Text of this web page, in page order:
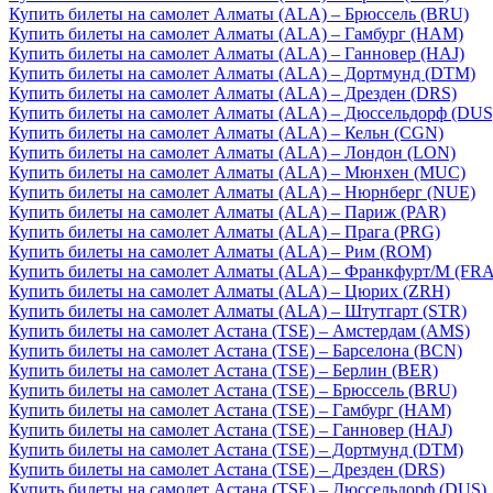
Купить билеты на самолет Алматы (ALA) – Брюссель (BRU)
Купить билеты на самолет Алматы (ALA) – Гамбург (HAM)
Купить билеты на самолет Алматы (ALA) – Ганновер (HAJ)
Купить билеты на самолет Алматы (ALA) – Дортмунд (DTM)
Купить билеты на самолет Алматы (ALA) – Дрезден (DRS)
Купить билеты на самолет Алматы (ALA) – Дюссельдорф
Купить билеты на самолет Алматы (ALA) – Кельн (CGN)
Купить билеты на самолет Алматы (ALA) – Лондон (LON)
Купить билеты на самолет Алматы (ALA) – Мюнхен (MUC)
Купить билеты на самолет Алматы (ALA) – Нюрнберг (NUE)
Купить билеты на самолет Алматы (ALA) – Париж (PAR)
Купить билеты на самолет Алматы (ALA) – Прага (PRG)
Купить билеты на самолет Алматы (ALA) – Рим (ROM)
Купить билеты на самолет Алматы (ALA) – Франкфурт/М
Купить билеты на самолет Алматы (ALA) – Цюрих (ZRH)
Купить билеты на самолет Алматы (ALA) – Штутгарт (STR)
Купить билеты на самолет Астана (TSE) – Амстердам (AMS)
Купить билеты на самолет Астана (TSE) – Барселона (BCN)
Купить билеты на самолет Астана (TSE) – Берлин (BER)
Купить билеты на самолет Астана (TSE) – Брюссель (BRU)
Купить билеты на самолет Астана (TSE) – Гамбург (HAM)
Купить билеты на самолет Астана (TSE) – Ганновер (HAJ)
Купить билеты на самолет Астана (TSE) – Дортмунд (DTM)
Купить билеты на самолет Астана (TSE) – Дрезден (DRS)
Купить билеты на самолет Астана (TSE) – Дюссельдорф (DUS)